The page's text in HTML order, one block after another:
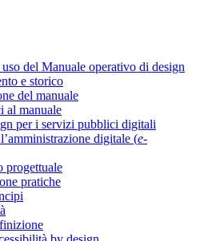
del Manuale operativo di design
e storico
del manuale
al manuale
per i servizi pubblici digitali
digitale (e-
progettuale
pratiche